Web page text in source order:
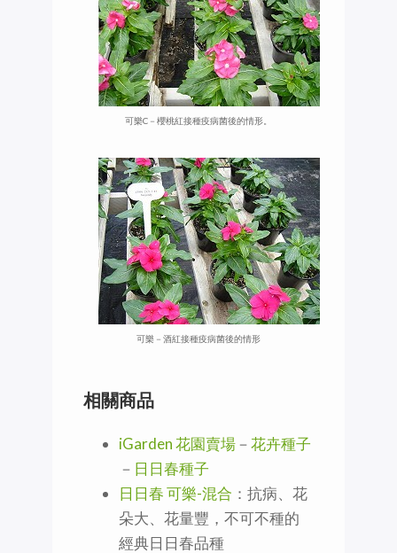
可樂C－櫻桃紅接種疫病菌後的情形。
可樂－酒紅接種疫病菌後的情形
相關商品
iGarden 花園賣場－花卉種子
－ 日日春種子
日日春 可樂-混合 ：抗病、花
朵大、花量豐，不可不種的
經典日日春品種